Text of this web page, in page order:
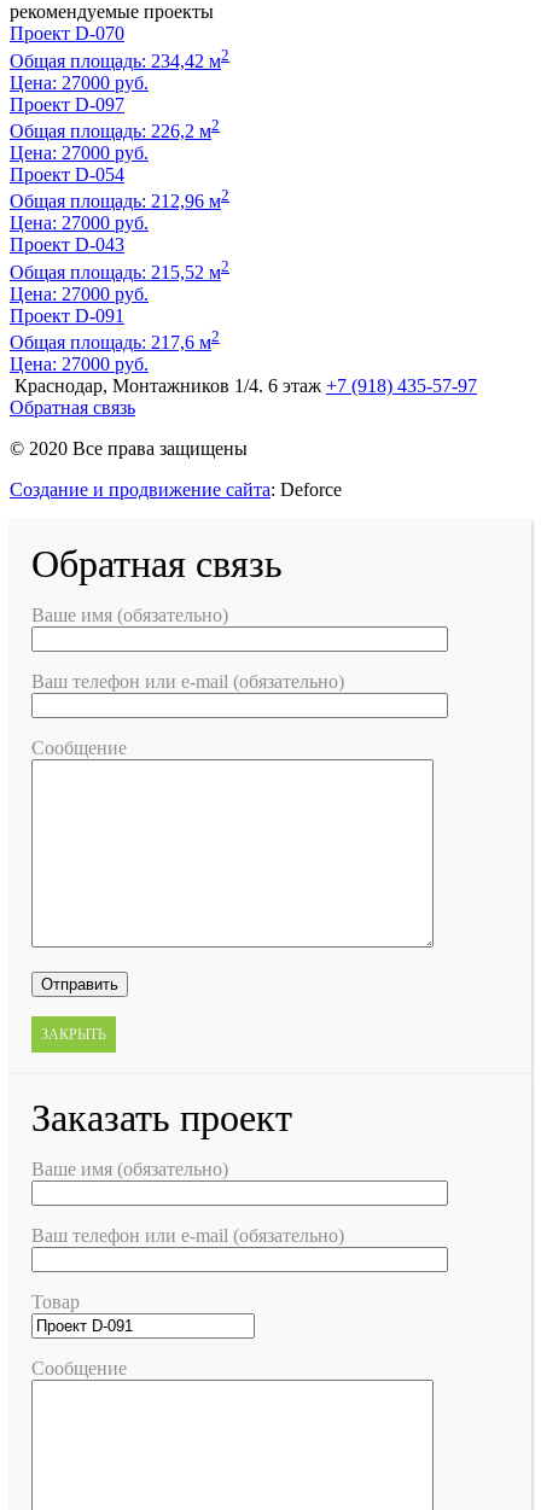
рекомендуемые проекты
Проект D-070
Общая площадь: 234,42 м2
Цена: 27000 руб.
Проект D-097
Общая площадь: 226,2 м2
Цена: 27000 руб.
Проект D-054
Общая площадь: 212,96 м2
Цена: 27000 руб.
Проект D-043
Общая площадь: 215,52 м2
Цена: 27000 руб.
Проект D-091
Общая площадь: 217,6 м2
Цена: 27000 руб.
Краснодар, Монтажников 1/4. 6 этаж +7 (918) 435-57-97
Обратная связь
© 2020 Все права защищены
Создание и продвижение сайта: Deforce
Обратная связь
Ваше имя (обязательно)
Ваш телефон или e-mail (обязательно)
Сообщение
ЗАКРЫТЬ
Заказать проект
Ваше имя (обязательно)
Ваш телефон или e-mail (обязательно)
Товар
Сообщение